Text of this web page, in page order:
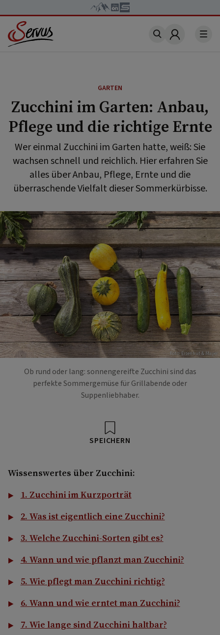
Account
GARTEN
Zucchini im Garten: Anbau,
Pflege und die richtige Ernte
Wer einmal Zucchini im Garten hatte, weiß: Sie
wachsen schnell und reichlich. Hier erfahren Sie
alles über Anbau, Pflege, Ernte und die
überraschende Vielfalt dieser Sommerkürbisse.
Foto: Eisenhut & Mayer
Ob rund oder lang: sonnengereifte Zucchini sind das
perfekte Sommergemüse für Grillabende oder
Suppenliebhaber.
SPEICHERN
Wissenswertes über Zucchini:
1. Zucchini im Kurzporträt
2. Was ist eigentlich eine Zucchini?
3. Welche Zucchini-Sorten gibt es?
4. Wann und wie pflanzt man Zucchini?
5. Wie pflegt man Zucchini richtig?
6. Wann und wie erntet man Zucchini?
7. Wie lange sind Zucchini haltbar?